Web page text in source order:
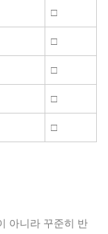
□
□
□
□
□
아니라 꾸준히 반